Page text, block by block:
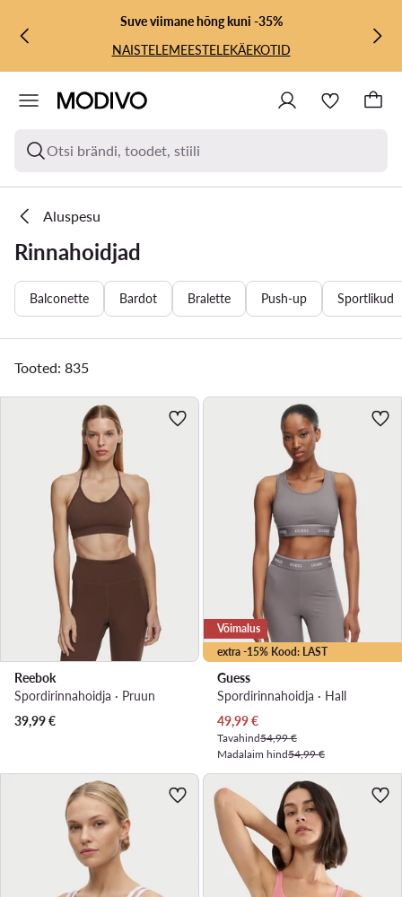
LIIGU PÕHISISU JUURDE
MINE OTSINGUSSESuve viimane hõng kuni -35%
NAISTELEMEESTELEKÄEKOTID
Otsi brändi, toodet, stiili
Aluspesu
Rinnahoidjad
Balconette Bardot Bralette Push-up Sportlikud
Tooted: 835
Reebok
Spordirinnahoidja · Pruun
39,99€
extra -15% Kood: LAST
Võimalus
Guess
Spordirinnahoidja · Hall
Praegune hind
49,99€
Tavahind54,99 €
Madalaim hind54,99 €